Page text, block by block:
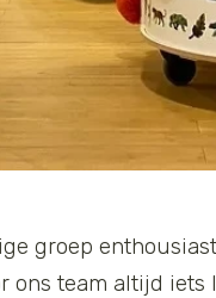
groep
ons team altijd iets